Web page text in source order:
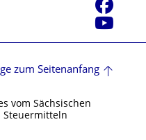
Facebook
Youtube
zum Seitenanfang
vom Sächsischen
Steuermitteln